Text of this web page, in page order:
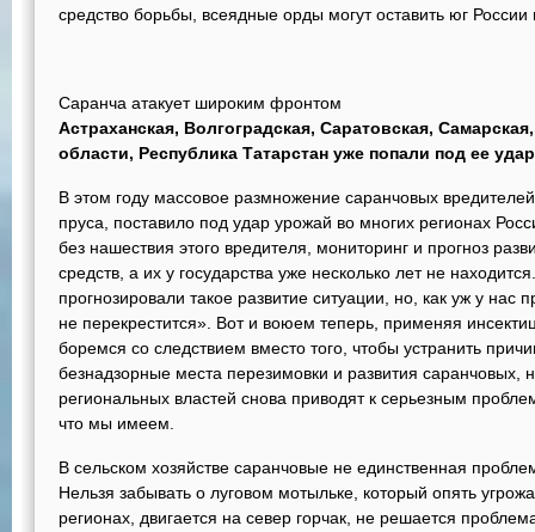
средство борьбы, всеядные орды могут оставить юг России
Саранча атакует широким фронтом
Астраханская, Волгоградская, Саратовская,
области, Республика Татарстан уже попали под ее удар
В этом году массовое размножение саранчовых
пруса, поставило под удар урожай во многих регионах
без нашествия этого вредителя, мониторинг и прогноз
средств, а их у государства уже несколько лет не
прогнозировали такое развитие ситуации, но, как уж у нас
не перекрестится». Вот и воюем теперь, применяя
боремся со следствием вместо того, чтобы устранить
безнадзорные места перезимовки и развития саранчовых,
региональных властей снова приводят к серьезным
что мы имеем.
В сельском хозяйстве саранчовые не единственная
Нельзя забывать о луговом мотыльке, который опять
регионах, двигается на север горчак, не решается